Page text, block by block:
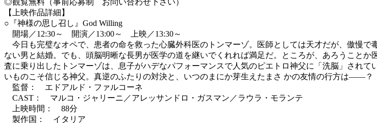
【上映作品詳細】
○『神様の思し召し』God Willing
開場／12:30～ 開演／13:00～ 上映／13:30～
今日も完璧なオペで、患者の命を救った心臓外科医のトンマーゾ。医師としては天才だが、傲慢
ない男と結婚。でも、頭脳明晰な長男が医学の道を継いでくれれば満足だ。ところが、あろうこと
査に乗り出したトンマーゾは、息子がハデなパフォーマンスで人気のピエトロ神父に「洗脳」され
いものこそ信じる神父。真逆のふたりの対決と、いつのまにか芽生えたまさ かの友情の行方は――？
監督： エドアルド・ファルコーネ
CAST： マルコ・ジャリーニ／アレッサンドロ・ガスマン／ラウラ・モランテ
上映時間： 88分
製作国： イタリア